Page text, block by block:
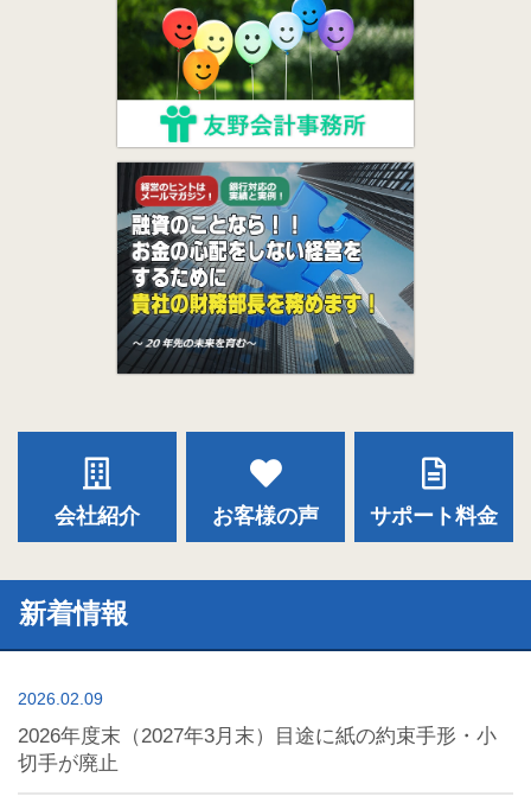
会社紹介 お客様の声 サポート料金
新着情報
2026.02.09
2026年度末（2027年3月末）目途に紙の約束手形・小
切手が廃止